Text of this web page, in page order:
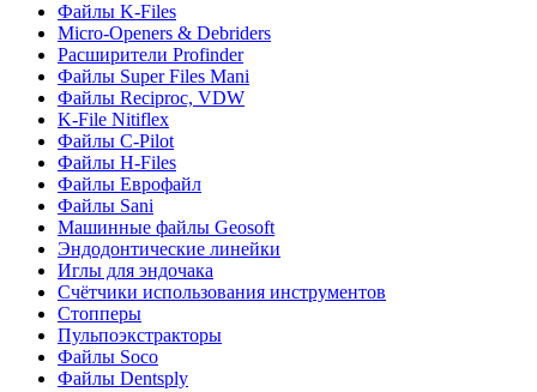
Файлы K-Files
Micro-Openers & Debriders
Расширители Profinder
Файлы Super Files Mani
Файлы Reciproc, VDW
K-File Nitiflex
Файлы C-Pilot
Файлы H-Files
Файлы Еврофайл
Файлы Sani
Машинные файлы Geosoft
Эндодонтические линейки
Иглы для эндочака
Счётчики использования инструментов
Стопперы
Пульпоэкстракторы
Файлы Soco
Файлы Dentsply